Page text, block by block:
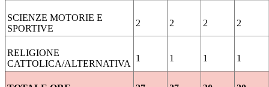
SCIENZE MOTORIE E
SPORTIVE
2 2 2 2
RELIGIONE
CATTOLICA/ALTERNATIVA
1 1 1 1